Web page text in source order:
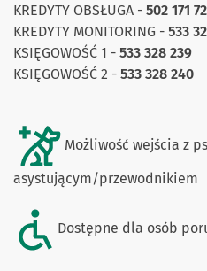
KREDYTY OBSŁUGA - 502 171
KREDYTY MONITORING - 533
KSIĘGOWOŚĆ 1 - 533 328 239
KSIĘGOWOŚĆ 2 - 533 328 240
Możliwość wejścia z
asystującym/przewodnikiem
Dostępne dla osób